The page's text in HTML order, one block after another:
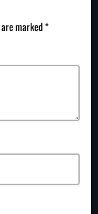
are marked *